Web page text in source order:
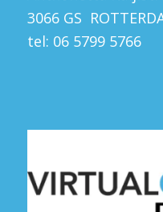
3066 GS
tel: 06 5799 5766